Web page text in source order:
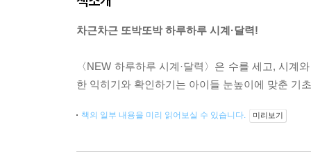
차근차근 또박또박 하루하루 시계·달력!
〈NEW 하루하루 시계·달력〉은 수를 세고, 시계
한 익히기와 확인하기는 아이들 눈높이에 맞춘 기
책의 일부 내용을 미리 읽어보실 수 있습니다. 미리보기